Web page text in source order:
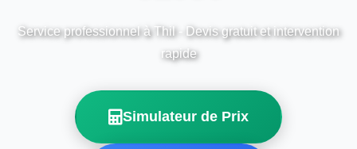
Service professionnel à Thil - Devis gratuit et intervention
rapide
Simulateur de Prix